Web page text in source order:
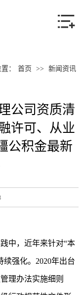
产品中心
联系我们
： 首页 >> 新闻资讯
公司资质清
许可、从业
公积金最新
中，近年来针对“本
强化。2020年出台
理办法实施细则